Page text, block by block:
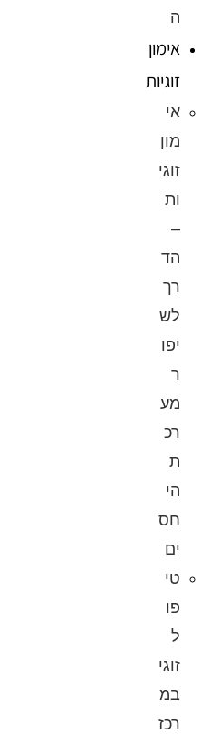
אימון
זוגיות
אי
מון
זוגי
ות
הד
רך
לש
יפו
מע
רכ
ת
הי
חס
ים
טי
פו
זוגי
במ
רכז